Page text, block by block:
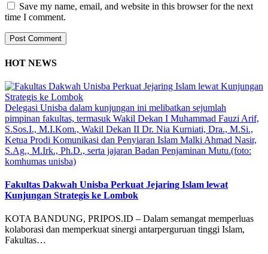
Save my name, email, and website in this browser for the next
time I comment.
HOT NEWS
Delegasi Unisba dalam kunjungan ini melibatkan sejumlah
pimpinan fakultas, termasuk Wakil Dekan I Muhammad Fauzi Arif,
S.Sos.I., M.I.Kom., Wakil Dekan II Dr. Nia Kurniati, Dra., M.Si.,
Ketua Prodi Komunikasi dan Penyiaran Islam Malki Ahmad Nasir,
S.Ag., M.Irk., Ph.D., serta jajaran Badan Penjaminan Mutu.(foto:
komhumas unisba)
Fakultas Dakwah Unisba Perkuat Jejaring Islam lewat
Kunjungan Strategis ke Lombok
KOTA BANDUNG, PRIPOS.ID – Dalam semangat memperluas
kolaborasi dan memperkuat sinergi antarperguruan tinggi Islam,
Fakultas…